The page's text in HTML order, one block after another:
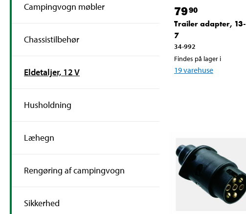
Campingvogn møbler
Chassistilbehør
Eldetaljer, 12 V
Husholdning
Læhegn
Rengøring af campingvogn
Sikkerhed
7990
Trailer adapter, 13-
7
34-992
Findes på lager i
19varehuse